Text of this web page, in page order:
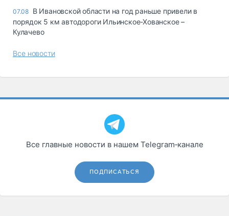
07.08 В Ивановской области на год раньше привели в
порядок 5 км автодороги Ильинское-Хованское –
Кулачево
Все новости
Все главные новости в нашем Telegram‑канале
ПОДПИСАТЬСЯ